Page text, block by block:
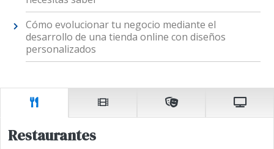
Cómo evolucionar tu negocio mediante el
desarrollo de una tienda online con diseños
personalizados
Restaurantes